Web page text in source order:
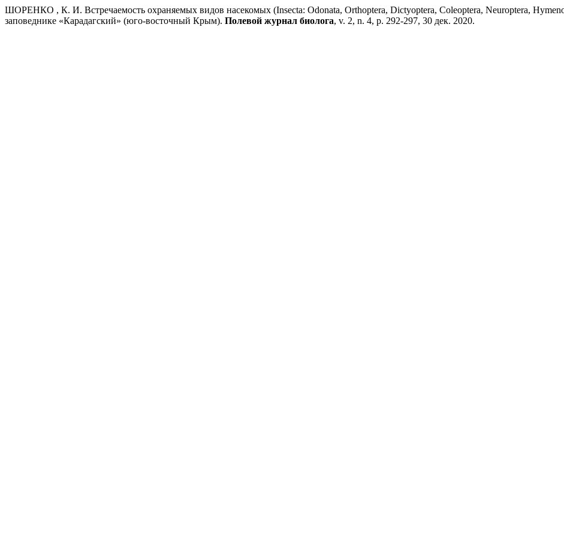
ШОРЕНКО , К. И. Встречаемость охраняемых видов насекомых (Insecta: Odonata, Orthoptera, Dictyoptera, Coleoptera, Neuroptera,
заповеднике «Карадагский» (юго-восточный Крым). Полевой журнал биолога, v. 2, n. 4, p. 292-297, 30 дек. 2020.